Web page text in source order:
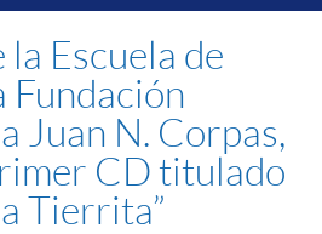
la Escuela de
Fundación
Juan N. Corpas,
CD titulado
Tierrita”